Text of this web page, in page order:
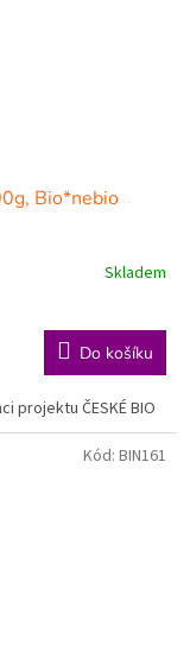
Bio*nebio
Skladem
Do košíku
projektu ČESKÉ BIO
Kód: BIN161